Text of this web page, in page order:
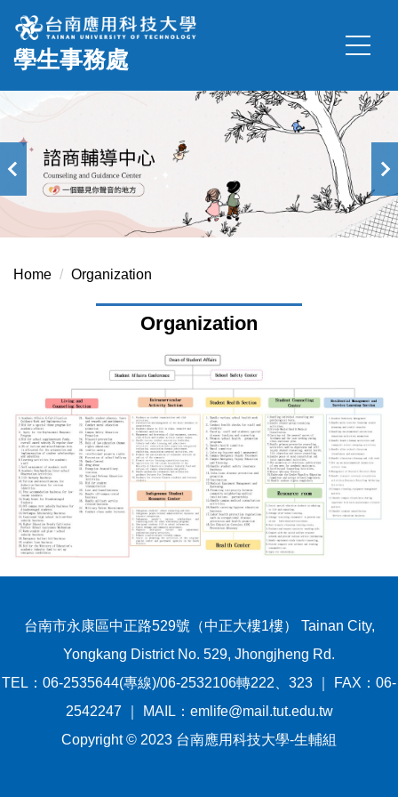
Jump
to
the
block
學生事務處
Home Organization
Organization
台南市永康區中正路529號（中正大樓1樓） Tainan City,
Yongkang District No. 529, Jhongjheng Rd.
TEL：06-2535644(專線)/06-2532106轉222、323 ｜ FAX：06-
2542247 ｜ MAIL：emlife@mail.tut.edu.tw
Copyright © 2023 台南應用科技大學-生輔組